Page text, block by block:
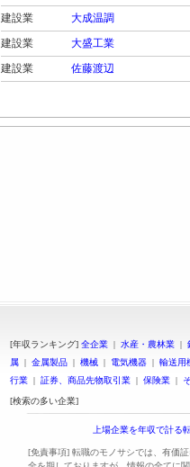
建設業
大成温調
建設業
大盛工業
建設業
佐藤渡辺
[年収ランキング] 全企業 | 水産・農林業 |
属 | 金属製品 | 機械 | 電気機器 | 輸送用
行業 | 証券、商品先物取引業 | 保険業 |
[検索の多い企業]
上場企業を年収で計る
[免責事項] 転職のモノサシでは、有価